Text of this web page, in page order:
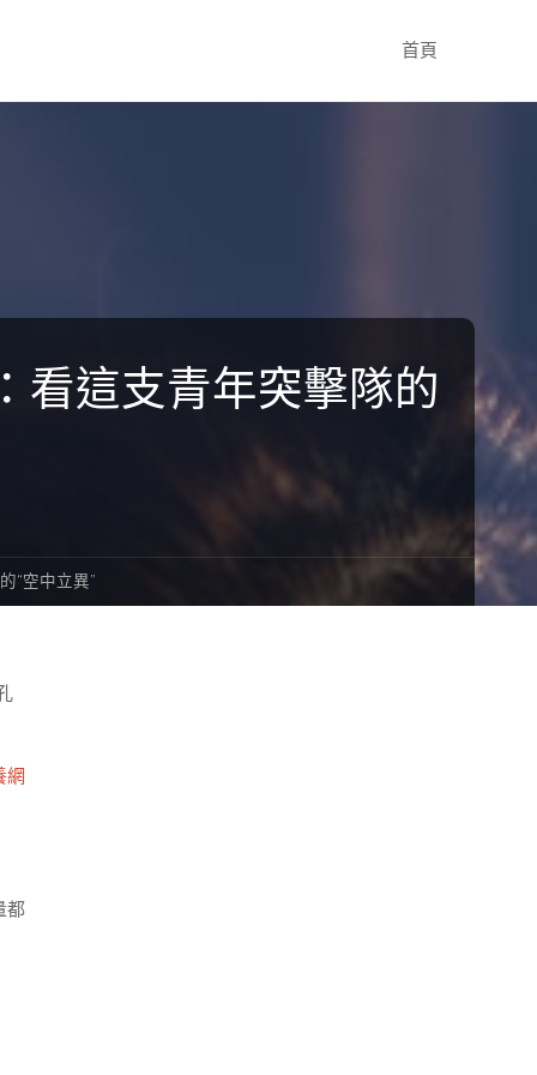
首頁
看這支青年突擊隊的
“空中立異”
網
都